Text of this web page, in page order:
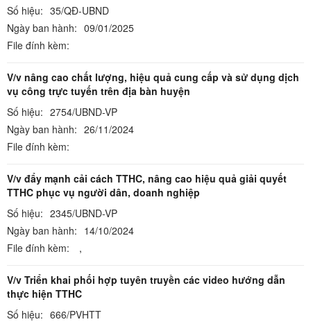
Số hiệu: 35/QĐ-UBND
Ngày ban hành: 09/01/2025
File đính kèm:
V/v nâng cao chất lượng, hiệu quả cung cấp và sử dụng dịch
vụ công trực tuyến trên địa bàn huyện
Số hiệu: 2754/UBND-VP
Ngày ban hành: 26/11/2024
File đính kèm:
V/v đẩy mạnh cải cách TTHC, nâng cao hiệu quả giải quyết
TTHC phục vụ người dân, doanh nghiệp
Số hiệu: 2345/UBND-VP
Ngày ban hành: 14/10/2024
File đính kèm:
,
V/v Triển khai phối hợp tuyên truyền các video hướng dẫn
thực hiện TTHC
Số hiệu: 666/PVHTT